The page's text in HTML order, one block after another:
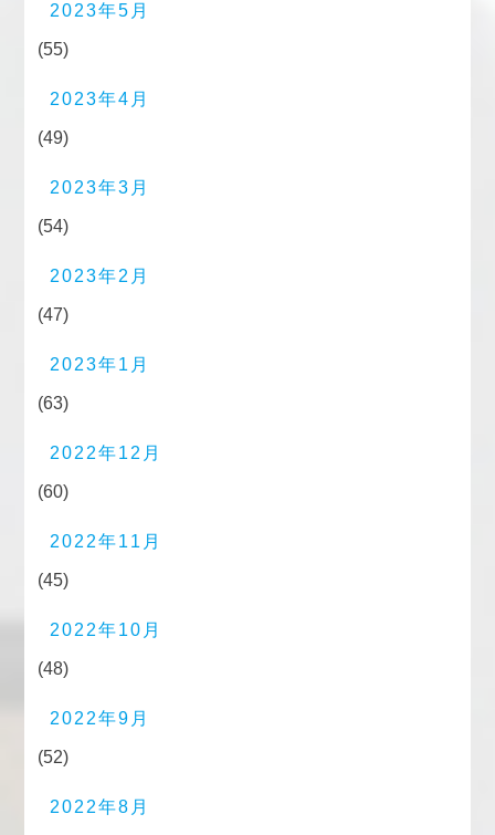
2023年5月
(55)
2023年4月
(49)
2023年3月
(54)
2023年2月
(47)
2023年1月
(63)
2022年12月
(60)
2022年11月
(45)
2022年10月
(48)
2022年9月
(52)
2022年8月